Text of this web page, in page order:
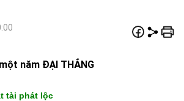
năm ĐẠI THẮNG
tài phát lộc